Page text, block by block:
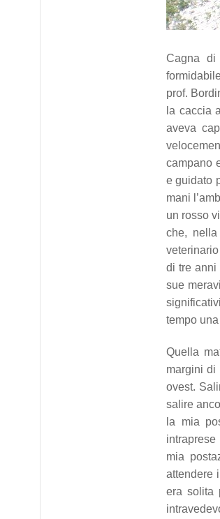
Cagna di
prof.
la caccia
aveva
campano
e guidato
mani
un rosso
che,
di tre anni
sue
tempo
Quella
margini di
ovest.
salire
la mia
mia
attendere
era solita